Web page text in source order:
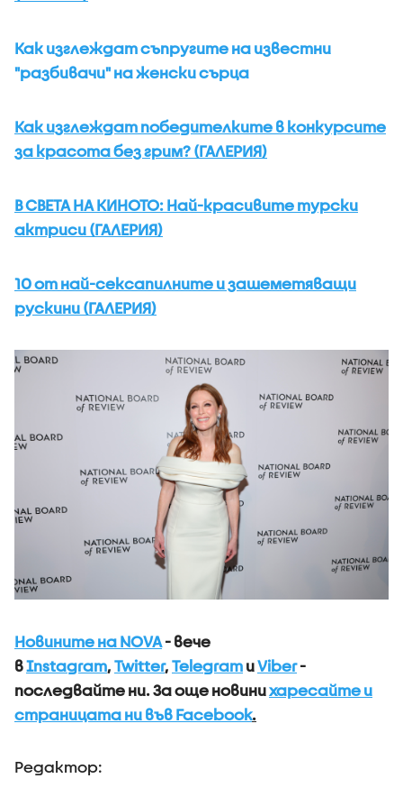
Как изглеждат съпругите на известни
"разбивачи" на женски сърца
Как изглеждат победителките в конкурсите
за красота без грим? (ГАЛЕРИЯ)
В СВЕТА НА КИНОТО: Най-красивите турски
актриси (ГАЛЕРИЯ)
10 от най-сексапилните и зашеметяващи
рускини (ГАЛЕРИЯ)
Новините на NOVA- вече
вInstagram, Twitter, Telegram иViber-
последвайте ни.За още новинихаресайте и
страницата ни във Facebook.
Редактор: